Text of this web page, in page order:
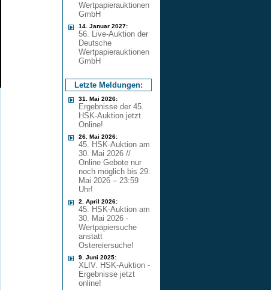
Wertpapierauktionen
GmbH
14. Januar 2027:
56. Live-Auktion der
Deutsche
Wertpapierauktionen
GmbH
Letzte Meldungen:
31. Mai 2026:
Ergebnisse der 45.
HSK-Auktion jetzt
Online!
26. Mai 2026:
45. HSK-Auktion am
30. Mai 2026 //
Online Gebote nur
noch möglich bis 29.
Mai 2026 – 23:59
Uhr!
2. April 2026:
45. HSK-Auktion am
30. Mai 2026 -
Wertpapiersuche
anstatt
Ostereiersuche!
9. Juni 2025:
XLIV. HSK-Auktion -
Ergebnisse jetzt
online!